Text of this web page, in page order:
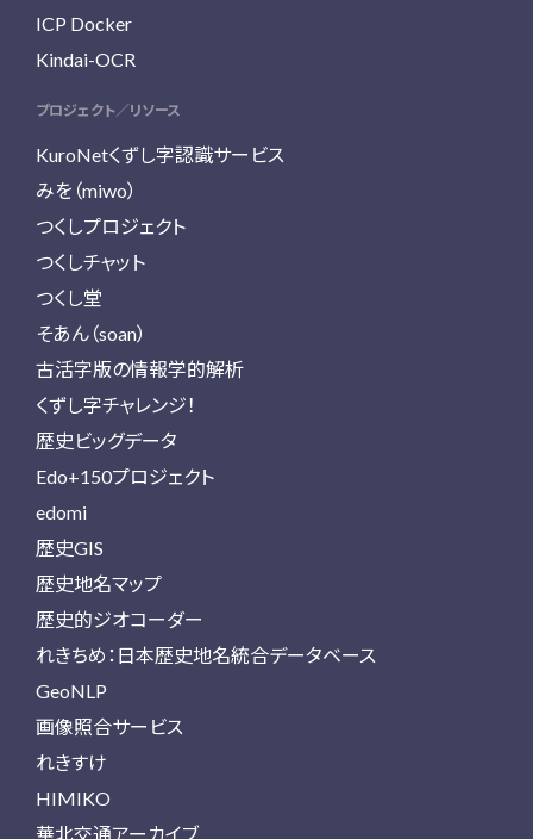
ICP Docker
Kindai-OCR
プロジェクト／リソース
KuroNetくずし字認識サービス
みを（miwo）
つくしプロジェクト
つくしチャット
つくし堂
そあん（soan）
古活字版の情報学的解析
くずし字チャレンジ！
歴史ビッグデータ
Edo+150プロジェクト
edomi
歴史GIS
歴史地名マップ
歴史的ジオコーダー
れきちめ：日本歴史地名統合データベース
GeoNLP
画像照合サービス
れきすけ
HIMIKO
華北交通アーカイブ